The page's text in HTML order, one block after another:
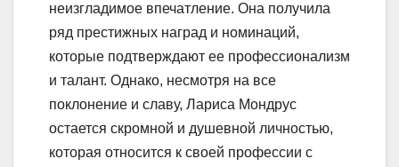
неизгладимое впечатление. Она получила
ряд престижных наград и номинаций,
которые подтверждают ее профессионализм
и талант. Однако, несмотря на все
поклонение и славу, Лариса Мондрус
остается скромной и душевной личностью,
которая относится к своей профессии с